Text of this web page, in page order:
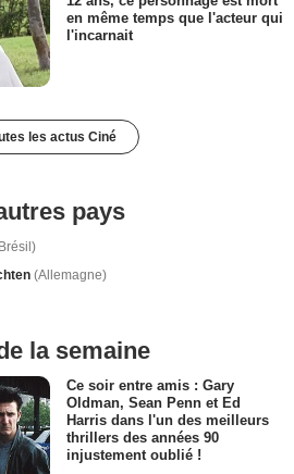
en même temps que l'acteur qui
l'incarnait
les actus Ciné
pays
(Allemagne)
la semaine
Ce soir entre amis : Gary
Oldman, Sean Penn et Ed
Harris dans l'un des meilleurs
thrillers des années 90
injustement oublié !